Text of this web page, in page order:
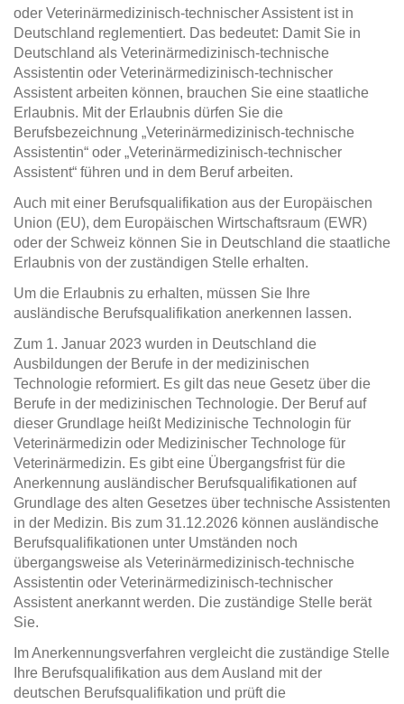
oder Veterinärmedizinisch-technischer Assistent ist in
Deutschland reglementiert. Das bedeutet: Damit Sie in
Deutschland als Veterinärmedizinisch-technische
Assistentin oder Veterinärmedizinisch-technischer
Assistent arbeiten können, brauchen Sie eine staatliche
Erlaubnis. Mit der Erlaubnis dürfen Sie die
Berufsbezeichnung „Veterinärmedizinisch-technische
Assistentin“ oder „Veterinärmedizinisch-technischer
Assistent“ führen und in dem Beruf arbeiten.
Auch mit einer Berufsqualifikation aus der Europäischen
Union (EU), dem Europäischen Wirtschaftsraum (EWR)
oder der Schweiz können Sie in Deutschland die staatliche
Erlaubnis von der zuständigen Stelle erhalten.
Um die Erlaubnis zu erhalten, müssen Sie Ihre
ausländische Berufsqualifikation anerkennen lassen.
Zum 1. Januar 2023 wurden in Deutschland die
Ausbildungen der Berufe in der medizinischen
Technologie reformiert. Es gilt das neue Gesetz über die
Berufe in der medizinischen Technologie. Der Beruf auf
dieser Grundlage heißt Medizinische Technologin für
Veterinärmedizin oder Medizinischer Technologe für
Veterinärmedizin. Es gibt eine Übergangsfrist für die
Anerkennung ausländischer Berufsqualifikationen auf
Grundlage des alten Gesetzes über technische Assistenten
in der Medizin. Bis zum 31.12.2026 können ausländische
Berufsqualifikationen unter Umständen noch
übergangsweise als Veterinärmedizinisch-technische
Assistentin oder Veterinärmedizinisch-technischer
Assistent anerkannt werden. Die zuständige Stelle berät
Sie.
Im Anerkennungsverfahren vergleicht die zuständige Stelle
Ihre Berufsqualifikation aus dem Ausland mit der
deutschen Berufsqualifikation und prüft die